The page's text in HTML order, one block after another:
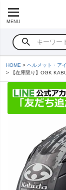
MENU
HOME
ヘルメット・ア
【在庫限り】OGK